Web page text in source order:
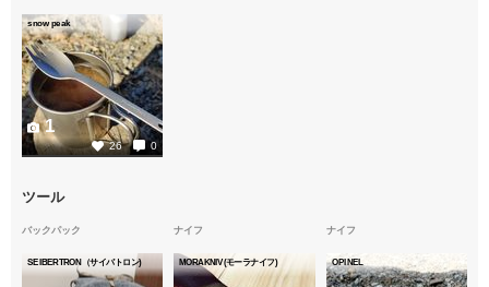
snow peak
26 0
1
ツール
バックパック
SEIBERTRON（サイバトロン)
ナイフ
MORAKNIV(モーラナイフ)
ナイフ
OPINEL